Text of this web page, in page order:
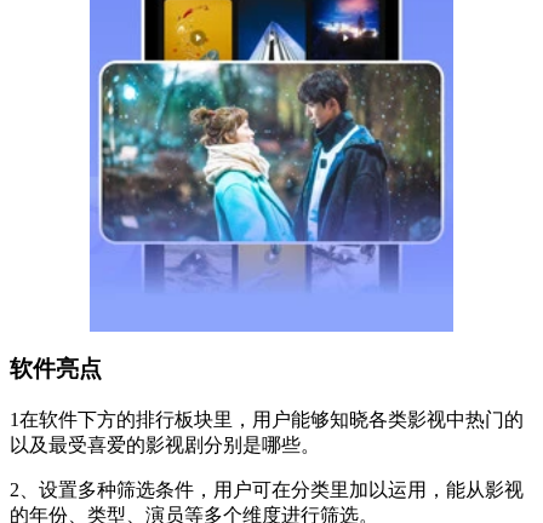
软件亮点
1在软件下方的排行板块里，用户能够知晓各类影视中热门的
以及最受喜爱的影视剧分别是哪些。
2、设置多种筛选条件，用户可在分类里加以运用，能从影视
的年份、类型、演员等多个维度进行筛选。